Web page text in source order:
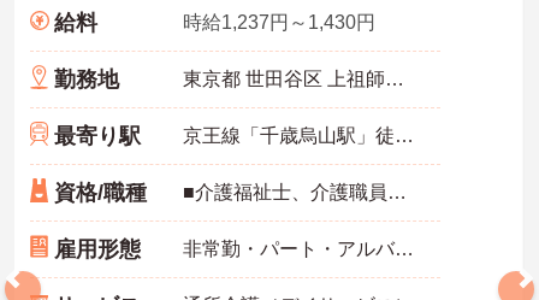
給料 時給1,237円～1,430円
勤務地 東京都 世田谷区 上祖師谷6-29-19
最寄り駅 京王線「千歳烏山駅」徒歩15分
資格/職種 ■介護福祉士、介護職員実務者研修、介護職員初任者研修、ホームヘルパー1級、ホームヘルパー2級いずれかの資格をお持ちの方 ※未経験相談可能
雇用形態 非常勤・パート・アルバイト